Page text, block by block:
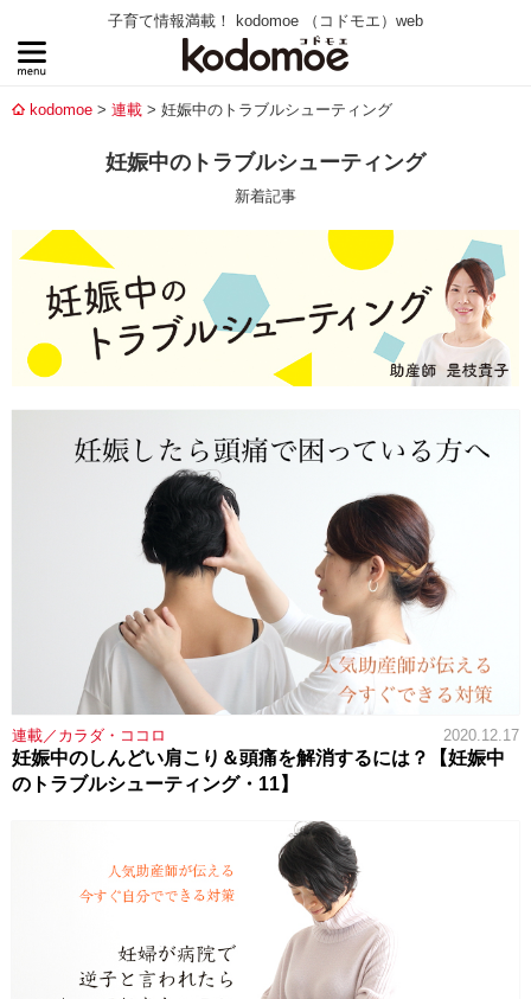
子育て情報満載！ kodomoe （コドモエ）web
kodomoe 連載 妊娠中のトラブルシューティング
妊娠中のトラブルシューティング
新着記事
連載／カラダ・ココロ 2020.12.17
妊娠中のしんどい肩こり＆頭痛を解消するには？【妊娠中
のトラブルシューティング・11】